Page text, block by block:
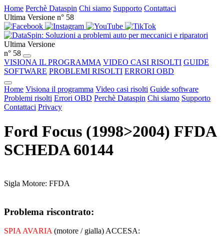
Home Perchè Dataspin Chi siamo Supporto Contattaci
Ultima Versione n° 58
Ultima Versione
n° 58
VISIONA IL PROGRAMMA VIDEO CASI RISOLTI GUIDE
SOFTWARE PROBLEMI RISOLTI ERRORI OBD
Home Visiona il programma Video casi risolti Guide software
Problemi risolti Errori OBD Perchè Dataspin Chi siamo Supporto
Contattaci Privacy
Ford Focus (1998>2004) FFDA
SCHEDA 60144
Sigla Motore: FFDA
Problema riscontrato:
SPIA AVARIA (motore / gialla) ACCESA: